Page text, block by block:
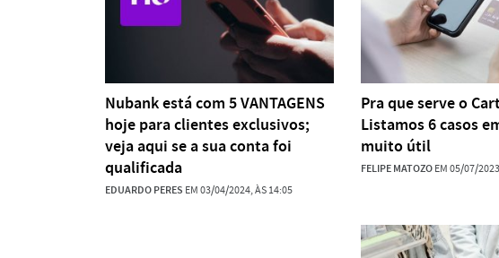
Nubank está com 5 VANTAGENS
hoje para clientes exclusivos;
veja aqui se a sua conta foi
qualificada
EDUARDO PERES EM 03/04/2024, ÀS 14:05
Pra que serve o
Listamos 6 casos
muito útil
FELIPE MATOZOEM 05/07/